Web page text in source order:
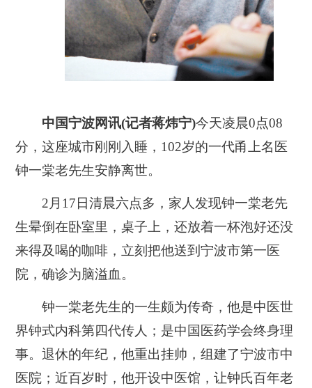
中国宁波网讯(记者蒋炜宁)今天凌晨0点08
分，这座城市刚刚入睡，102岁的一代甬上名医
钟一棠老先生安静离世。
2月17日清晨六点多，家人发现钟一棠老先
生晕倒在卧室里，桌子上，还放着一杯泡好还没
来得及喝的咖啡，立刻把他送到宁波市第一医
院，确诊为脑溢血。
钟一棠老先生的一生颇为传奇，他是中医世
界钟式内科第四代传人；是中国医药学会终身理
事。退休的年纪，他重出挂帅，组建了宁波市中
医院；近百岁时，他开设中医馆，让钟氏百年老